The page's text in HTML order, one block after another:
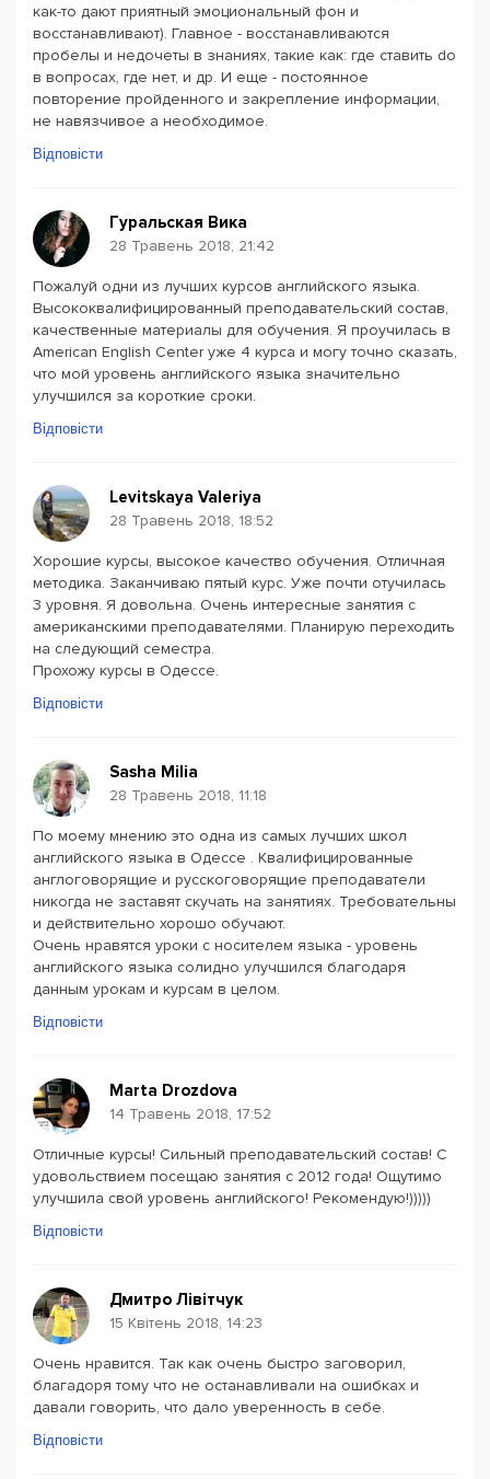
как-то дают приятный эмоциональный фон и
восстанавливают). Главное - восстанавливаются
пробелы и недочеты в знаниях, такие как: где ставить do
в вопросах, где нет, и др. И еще - постоянное
повторение пройденного и закрепление информации,
не навязчивое а необходимое.
Відповісти
Гуральская Вика
28 Травень 2018, 21:42
Пожалуй одни из лучших курсов английского языка.
Высококвалифицированный преподавательский состав,
качественные материалы для обучения. Я проучилась в
American English Center уже 4 курса и могу точно сказать,
что мой уровень английского языка значительно
улучшился за короткие сроки.
Відповісти
Levitskaya Valeriya
28 Травень 2018, 18:52
Хорошие курсы, высокое качество обучения. Отличная
методика. Заканчиваю пятый курс. Уже почти отучилась
3 уровня. Я довольна. Очень интересные занятия с
американскими преподавателями. Планирую переходить
на следующий семестра.
Прохожу курсы в Одессе.
Відповісти
Sasha Milia
28 Травень 2018, 11:18
По моему мнению это одна из самых лучших школ
английского языка в Одессе . Квалифицированные
англоговорящие и русскоговорящие преподаватели
никогда не заставят скучать на занятиях. Требовательны
и действительно хорошо обучают.
Очень нравятся уроки с носителем языка - уровень
английского языка солидно улучшился благодаря
данным урокам и курсам в целом.
Відповісти
Marta Drozdova
14 Травень 2018, 17:52
Отличные курсы! Сильный преподавательский состав! С
удовольствием посещаю занятия с 2012 года! Ощутимо
улучшила свой уровень английского! Рекомендую!)))))
Відповісти
Дмитро Лівітчук
15 Квітень 2018, 14:23
Очень нравится. Так как очень быстро заговорил,
благадоря тому что не останавливали на ошибках и
давали говорить, что дало уверенность в себе.
Відповісти